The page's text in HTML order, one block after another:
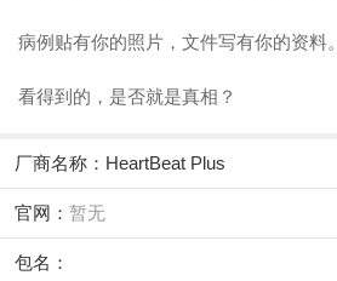
病例贴有你的照片，文件写有你的资料。
看得到的，是否就是真相？
厂商名称： HeartBeat Plus
官网： 暂无
包名：